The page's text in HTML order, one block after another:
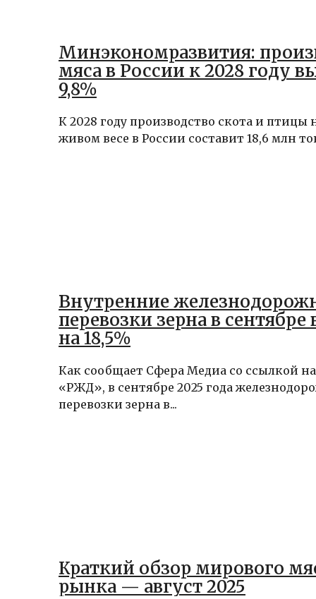
Минэкономразвития:
мяса в России к 2028 году
9,8%
К 2028 году производство скота и птицы
живом весе в России составит 18,6 млн
Внутренние
перевозки зерна в
на 18,5%
Как сообщает Сфера Медиа со ссылкой
«РЖД», в сентябре 2025 года
перевозки зерна в...
Краткий обзор мирового
рынка — август 2025